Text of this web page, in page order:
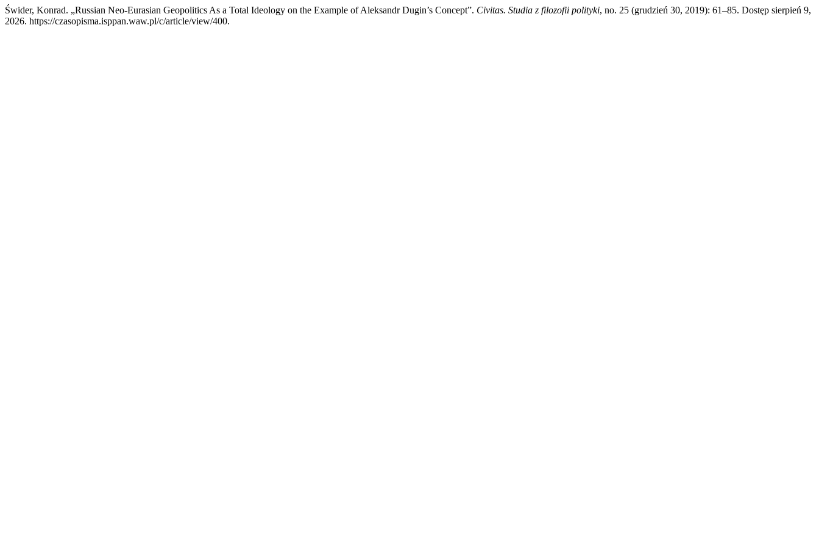
Świder, Konrad. „Russian Neo-Eurasian Geopolitics As a Total Ideology on the Example of Aleksandr Dugin’s Concept”. Civitas. Studia z filozofii polityki, no. 25 (grudzień 30, 2019): 61–85. Dostęp sierpień 9,
2026. https://czasopisma.isppan.waw.pl/c/article/view/400.